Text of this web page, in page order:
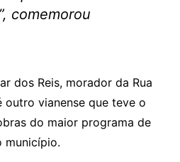
comemorou
dos Reis, morador da Rua
outro vianense que teve o
do maior programa de
município.